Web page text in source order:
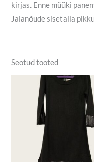
kirjas. Enne müüki
Jalanõude sisetalla
Seotud tooted